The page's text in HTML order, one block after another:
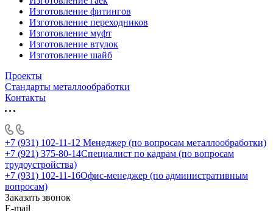
Изготовление фитингов
Изготовление переходников
Изготовление муфт
Изготовление втулок
Изготовление шайб
Проекты
Стандарты металлообработки
Контакты
+7 (931) 102-11-12 Менеджер (по вопросам металлообработки)
+7 (921) 375-80-14Специалист по кадрам (по вопросам
трудоустройства)
+7 (931) 102-11-16Офис-менеджер (по административным
вопросам)
Заказать звонок
E-mail